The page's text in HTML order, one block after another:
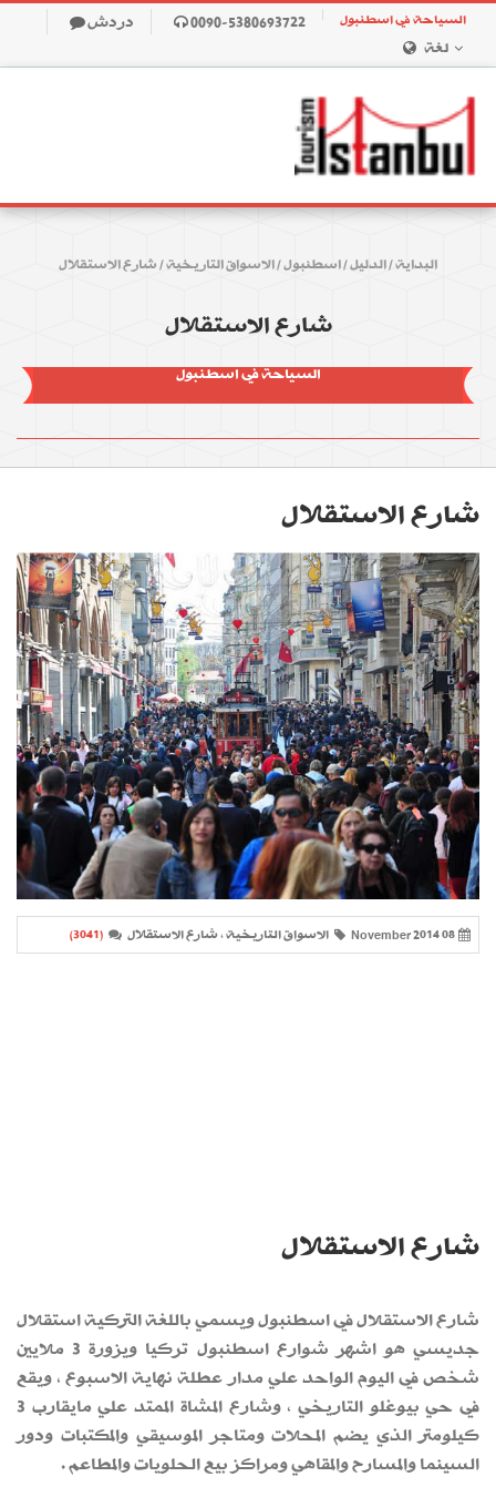
السياحة في اسطنبول 0090-5380693722 دردش
لغة
البداية/الدليل/اسطنبول/الاسواق التاريخية/شارع الاستقلال
شارع الاستقلال
السياحة في اسطنبول
شارع الاستقلال
08 November 2014 الاسواق التاريخية ، شارع الاستقلال (3041)
شارع الاستقلال
شارع الاستقلال في اسطنبول ويسمي باللغة التركية استقلال
جديسي هو اشهر شوارع اسطنبول تركيا ويزورة 3 ملايين
شخص في اليوم الواحد علي مدار عطلة نهاية الاسبوع ، ويقع
في حي بيوغلو التاريخي ، وشارع المشاة الممتد علي مايقارب 3
كيلومتر الذي يضم المحلات ومتاجر الموسيقي والمكتبات ودور
السينما والمسارح والمقاهي ومراكز بيع الحلويات والمطاعم .